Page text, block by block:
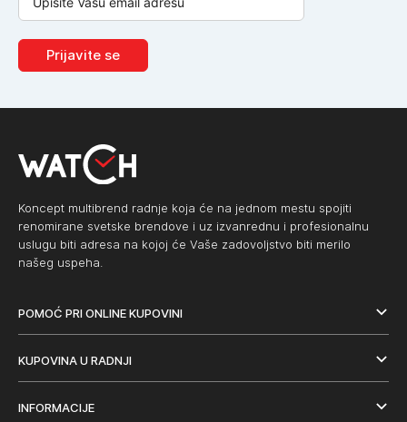
Prijavite se
Koncept multibrend radnje koja će na jednom mestu spojiti
renomirane svetske brendove i uz izvanrednu i profesionalnu
uslugu biti adresa na kojoj će Vaše zadovoljstvo biti merilo
našeg uspeha.
POMOĆ PRI ONLINE KUPOVINI
KUPOVINA U RADNJI
INFORMACIJE